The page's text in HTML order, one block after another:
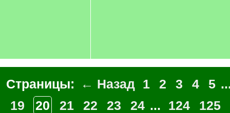
Страницы: ← Назад 1 2 3 4 5
19
20 21 22 23 24 ... 124
125